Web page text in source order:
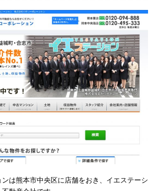
は熊本市中央区に店舗をおき、イエステーシ